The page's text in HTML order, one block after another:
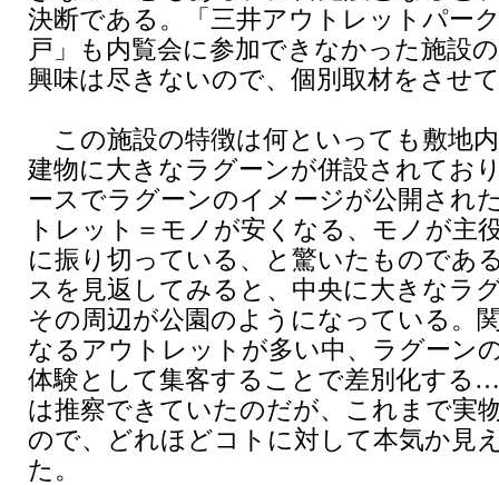
決断である。「三井アウトレットパー
戸」も内覧会に参加できなかった施設
興味は尽きないので、個別取材をさせ
この施設の特徴は何といっても敷地
建物に大きなラグーンが併設されてお
ースでラグーンのイメージが公開され
トレット＝モノが安くなる、モノが主
に振り切っている、と驚いたものであ
スを見返してみると、中央に大きなラ
その周辺が公園のようになっている。
なるアウトレットが多い中、ラグーン
体験として集客することで差別化す
は推察できていたのだが、これまで実
ので、どれほどコトに対して本気か見
た。